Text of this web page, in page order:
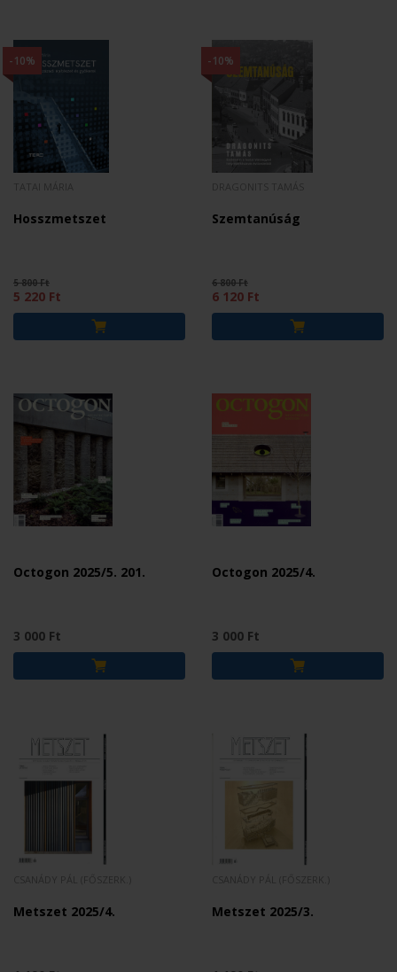
-10%
Hosszmetszet
5 800 Ft
5 220 Ft
-10%
Szemtanúság
6 800 Ft
6 120 Ft
Octogon 2025/5. 201.
3 000 Ft
Octogon 2025/4.
3 000 Ft
Metszet 2025/4. Metszet 2025/3.